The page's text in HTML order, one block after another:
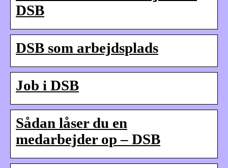
DSB
DSB som arbejdsplads
Job i DSB
Sådan låser du en
medarbejder op – DSB